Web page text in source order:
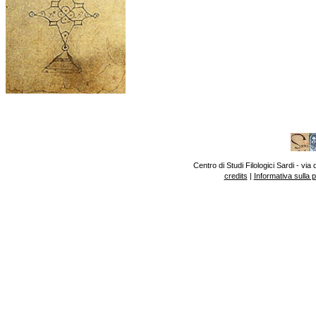
Centro di Studi Filologici Sardi - via
credits | Informativa sulla